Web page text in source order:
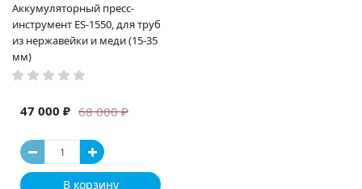
Аккумуляторный пресс-
инструмент ES-1550, для труб
из нержавейки и меди (15-35
мм)
68 000 ₽
47 000 ₽
В корзину